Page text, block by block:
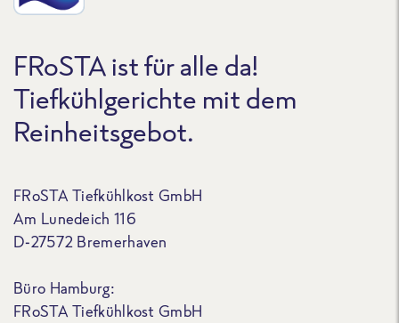
FRoSTA ist für alle da!
Tiefkühlgerichte mit dem
Reinheitsgebot.
FRoSTA Tiefkühlkost GmbH
Am Lunedeich 116
D-27572 Bremerhaven
Büro Hamburg:
FRoSTA Tiefkühlkost GmbH